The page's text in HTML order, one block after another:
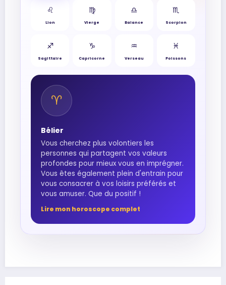
♌︎
Lion
♍︎
Vierge
♎︎
Balance
♏︎
Scorpion
♐︎
Sagittaire
♑︎
Capricorne
♒︎
Verseau
♓︎
Poissons
♈︎
Bélier
Vous cherchez plus volontiers les
personnes qui partagent vos valeurs
profondes pour mieux vous en imprégner.
Vous êtes également plein d'entrain pour
vous consacrer à vos loisirs préférés et
vous amuser. Que du positif !
Lire mon horoscope complet